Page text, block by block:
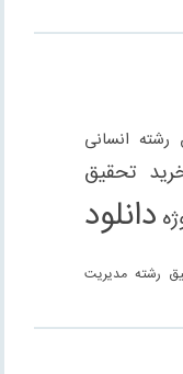
رشته انسانی
تحقیق
دانلود
رشته مدیریت
دانلود مقاله رشته